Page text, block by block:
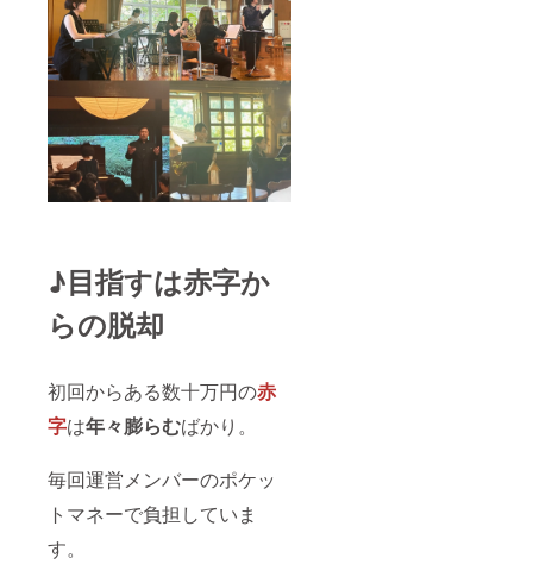
♪目指すは赤字か
らの脱却
初回からある数十万円の赤
字は年々膨らむばかり。
毎回運営メンバーのポケッ
トマネーで負担していま
す。